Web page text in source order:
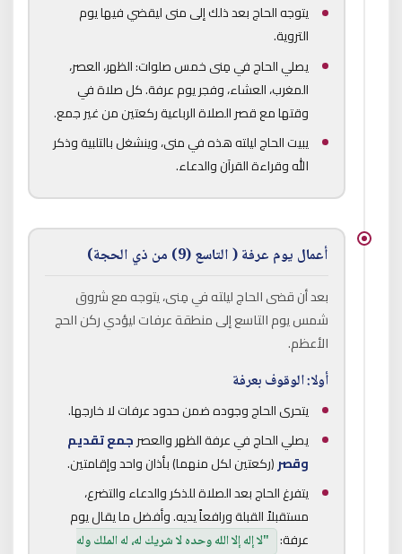
يتوجه الحاج بعد ذلك إلى منى ليقضي فيها يوم
التروية.
يصلي الحاج في مِنى خمس صلوات: الظهر، العصر،
المغرب، العشاء، وفجر يوم عرفة. كل صلاة في
وقتها مع قصر الصلاة الرباعية ركعتين من غير جمع.
يبيت الحاج ليلته هذه في منى، وينشغل بالتلبية وذكر
الله وقراءة القرآن والدعاء.
أعمال يوم عرفة ( التاسع (9) من ذي الحجة)
بعد أن قضى الحاج ليلته في مِنى، يتوجه مع شروق
شمس يوم التاسع إلى منطقة عرفات ليؤدي ركن الحج
الأعظم.
أولا: الوقوف بعرفة
يتحرى الحاج وجوده ضمن حدود عرفات لا خارجها.
يصلي الحاج في عرفة الظهر والعصرجمع تقديم
وقصر(ركعتين لكل منهما) بأذان واحد وإقامتين.
يتفرغ الحاج بعد الصلاة للذكر والدعاء والتضرع،
مستقبلاً القبلة ورافعاً يديه. وأفضل ما يقال يوم
عرفة: "لا إله إلا الله وحده لا شريك له، له الملك وله